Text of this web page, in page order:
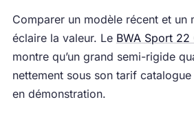
Comparer un modèle récent et un
éclaire la valeur. Le BWA Sport
montre qu’un grand semi-rigide
nettement sous son tarif
en démonstration.